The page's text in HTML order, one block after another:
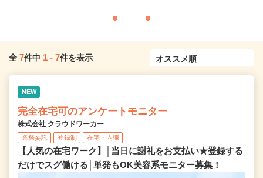
全 7件中 1 - 7件を表示
NEW
完全在宅可のアンケートモニター
株式会社 クラウドワーカー
業務委託 登録制 在宅・内職
【人気の在宅ワーク】│当日に謝礼をお支払い★登録する
だけでスグ働ける│単発もOK美容系モニター募集！